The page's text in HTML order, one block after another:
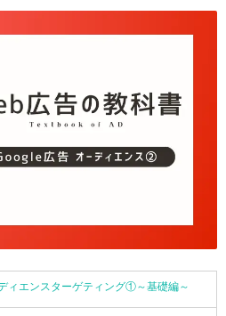
ィエンスターゲティング①～基礎編～